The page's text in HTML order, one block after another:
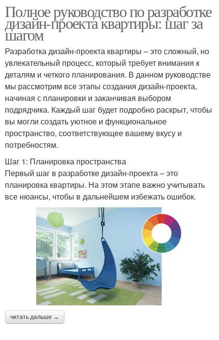
Полное руководство по разработке
дизайн-проекта квартиры: шаг за
шагом
Разработка дизайн-проекта квартиры – это сложный, но
увлекательный процесс, который требует внимания к
деталям и четкого планирования. В данном руководстве
мы рассмотрим все этапы создания дизайн-проекта,
начиная с планировки и заканчивая выбором
подрядчика. Каждый шаг будет подробно раскрыт, чтобы
вы могли создать уютное и функциональное
пространство, соответствующее вашему вкусу и
потребностям.
Шаг 1: Планировка пространства
Первый шаг в разработке дизайн-проекта – это
планировка квартиры. На этом этапе важно учитывать
все нюансы, чтобы в дальнейшем избежать ошибок.
читать дальше →